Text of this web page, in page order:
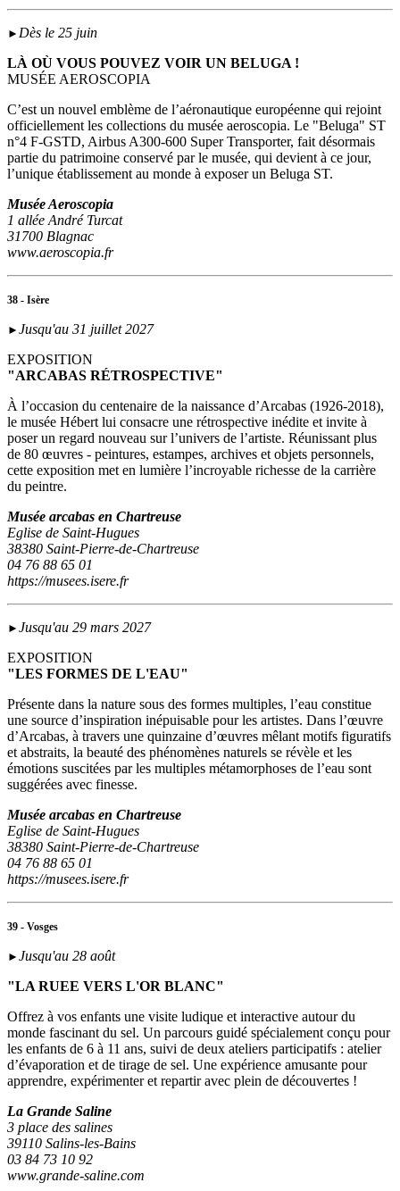
► Dès le 25 juin
LÀ OÙ VOUS POUVEZ VOIR UN BELUGA !
MUSÉE AEROSCOPIA
C’est un nouvel emblème de l’aéronautique européenne qui rejoint
officiellement les collections du musée aeroscopia. Le "Beluga" ST
n°4 F-GSTD, Airbus A300-600 Super Transporter, fait désormais
partie du patrimoine conservé par le musée, qui devient à ce jour,
l’unique établissement au monde à exposer un Beluga ST.
Musée Aeroscopia
1 allée André Turcat
31700 Blagnac
www.aeroscopia.fr
38 - Isère
► Jusqu'au 31 juillet 2027
EXPOSITION
"ARCABAS RÉTROSPECTIVE"
À l’occasion du centenaire de la naissance d’Arcabas (1926-2018),
le musée Hébert lui consacre une rétrospective inédite et invite à
poser un regard nouveau sur l’univers de l’artiste. Réunissant plus
de 80 œuvres - peintures, estampes, archives et objets personnels,
cette exposition met en lumière l’incroyable richesse de la carrière
du peintre.
Musée arcabas en Chartreuse
Eglise de Saint-Hugues
38380 Saint-Pierre-de-Chartreuse
04 76 88 65 01
https://musees.isere.fr
► Jusqu'au 29 mars 2027
EXPOSITION
"LES FORMES DE L'EAU"
Présente dans la nature sous des formes multiples, l’eau constitue
une source d’inspiration inépuisable pour les artistes. Dans l’œuvre
d’Arcabas, à travers une quinzaine d’œuvres mêlant motifs figuratifs
et abstraits, la beauté des phénomènes naturels se révèle et les
émotions suscitées par les multiples métamorphoses de l’eau sont
suggérées avec finesse.
Musée arcabas en Chartreuse
Eglise de Saint-Hugues
38380 Saint-Pierre-de-Chartreuse
04 76 88 65 01
https://musees.isere.fr
39 - Vosges
► Jusqu'au 28 août
"LA RUEE VERS L'OR BLANC"
Offrez à vos enfants une visite ludique et interactive autour du
monde fascinant du sel. Un parcours guidé spécialement conçu pour
les enfants de 6 à 11 ans, suivi de deux ateliers participatifs : atelier
d’évaporation et de tirage de sel. Une expérience amusante pour
apprendre, expérimenter et repartir avec plein de découvertes !
La Grande Saline
3 place des salines
39110 Salins-les-Bains
03 84 73 10 92
www.grande-saline.com